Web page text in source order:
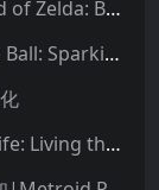
塞尔达传说：旷野之息|The Legend of Zelda: Breath of the Wild中文
七龙珠：电光炸裂！ZERO|Dragon Ball: Sparking! Zero中文
朋友收集：梦想生活|Tomodachi Life: Living the Dream中文